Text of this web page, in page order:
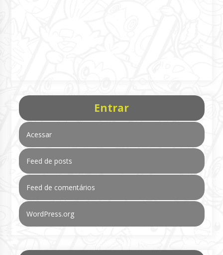
Entrar
Acessar
Feed de posts
Feed de comentários
WordPress.org